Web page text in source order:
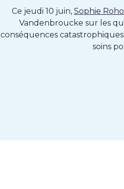
Ce jeudi 10 juin, Sophie
Vandenbroucke sur les
conséquences
soins